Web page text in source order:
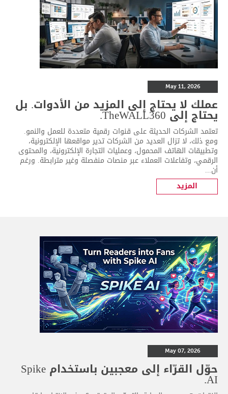
May 11, 2026
عملك لا يحتاج إلى المزيد من الأدوات. بل
يحتاج إلى TheWALL360.
تعتمد الشركات الحديثة على قنوات رقمية متعددة للعمل والنمو.
ومع ذلك، لا تزال العديد من الشركات تدير مواقعها الإلكترونية،
وتطبيقات الهاتف المحمول، وعمليات التجارة الإلكترونية، والمحتوى
الرقمي، وتفاعلات العملاء عبر منصات منفصلة وغير مترابطة. ورغم
أن...
المزيد
May 07, 2026
حوّل القرّاء إلى معجبين باستخدام Spike
AI.